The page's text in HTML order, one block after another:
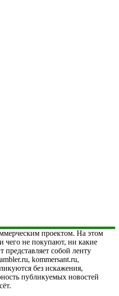
проектом. На этом
чего не покупают, ни какие
представляет собой ленту
kommersant.ru,
без искажения,
публикуемых новостей